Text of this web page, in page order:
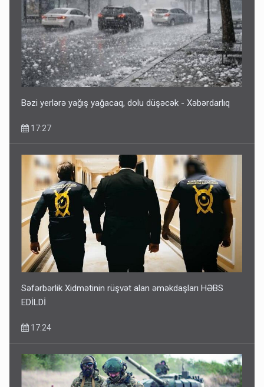
Bəzi yerlərə yağış yağacaq, dolu düşəcək - Xəbərdarlıq
17:27
Səfərbərlik Xidmətinin rüşvət alan əməkdaşları HƏBS
EDİLDİ
17:24